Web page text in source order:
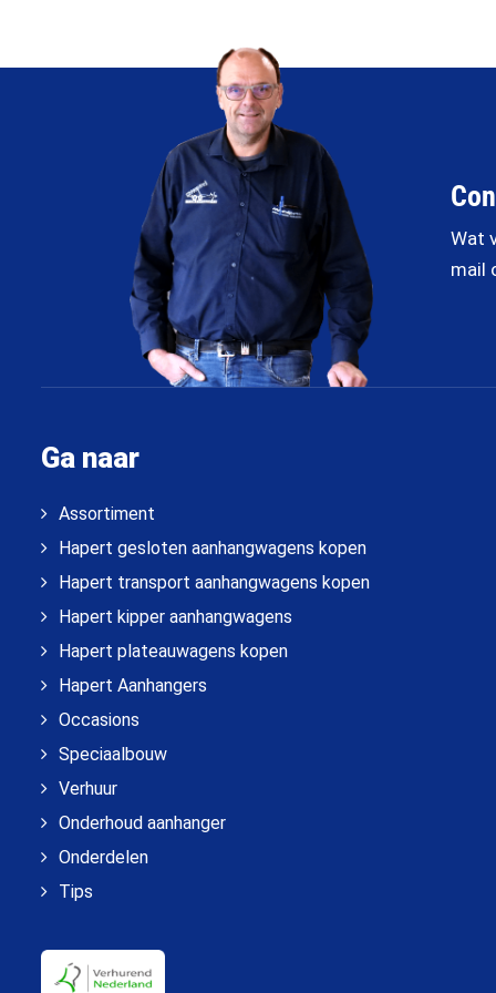
Wat
mail
Ga naar
Assortiment
Hapert gesloten aanhangwagens kopen
Hapert transport aanhangwagens kopen
Hapert kipper aanhangwagens
Hapert plateauwagens kopen
Hapert Aanhangers
Occasions
Speciaalbouw
Verhuur
Onderhoud aanhanger
Onderdelen
Tips